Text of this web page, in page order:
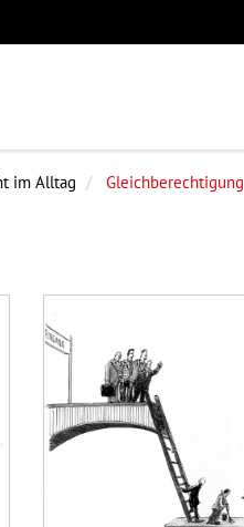
im Alltag Gleichberechtigung